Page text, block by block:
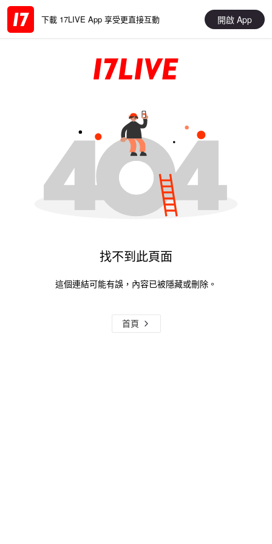
下載 17LIVE App 享受更直接互動 開啟 App
找不到此頁面
這個連結可能有誤，內容已被隱藏或刪除。
首頁